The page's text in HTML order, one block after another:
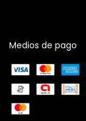
Medios de pago